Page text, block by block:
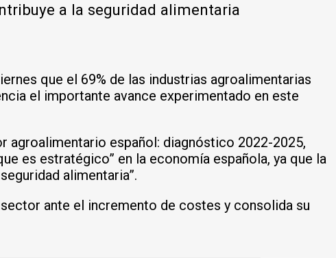
a la seguridad alimentaria
que el 69% de las industrias agroalimentarias
el importante avance experimentado en este
agroalimentario español: diagnóstico 2022-2025,
es estratégico” en la economía española, ya que la
alimentaria”.
ante el incremento de costes y consolida su